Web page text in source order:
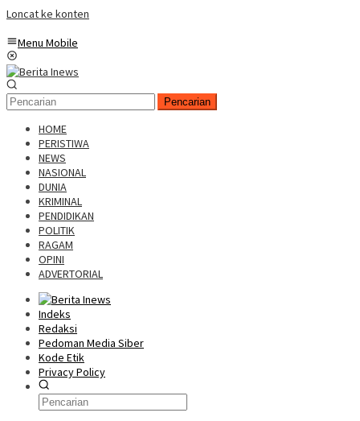
Loncat ke konten
Menu Mobile
Pencarian
HOME
PERISTIWA
NEWS
NASIONAL
DUNIA
KRIMINAL
PENDIDIKAN
POLITIK
RAGAM
OPINI
ADVERTORIAL
Indeks
Redaksi
Pedoman Media Siber
Kode Etik
Privacy Policy